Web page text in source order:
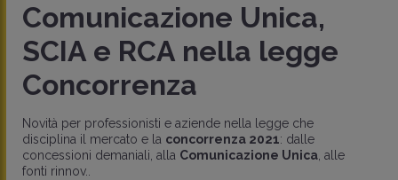
Comunicazione Unica,
SCIA e RCA nella legge
Concorrenza
Novità per professionisti e aziende nella legge che
disciplina il mercato e la concorrenza 2021: dalle
concessioni demaniali, alla Comunicazione Unica, alle
fonti rinnov..